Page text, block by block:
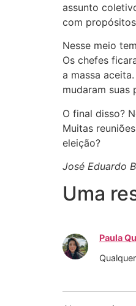
assunto
com
Nesse meio
Os chefes
a massa
mudaram suas
O final disso?
Muitas
eleição?
José Eduardo
Uma
Paula